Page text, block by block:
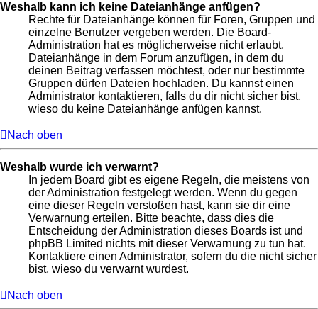
Weshalb kann ich keine Dateianhänge anfügen?
Rechte für Dateianhänge können für Foren, Gruppen und
einzelne Benutzer vergeben werden. Die Board-
Administration hat es möglicherweise nicht erlaubt,
Dateianhänge in dem Forum anzufügen, in dem du
deinen Beitrag verfassen möchtest, oder nur bestimmte
Gruppen dürfen Dateien hochladen. Du kannst einen
Administrator kontaktieren, falls du dir nicht sicher bist,
wieso du keine Dateianhänge anfügen kannst.
Nach oben
Weshalb wurde ich verwarnt?
In jedem Board gibt es eigene Regeln, die meistens von
der Administration festgelegt werden. Wenn du gegen
eine dieser Regeln verstoßen hast, kann sie dir eine
Verwarnung erteilen. Bitte beachte, dass dies die
Entscheidung der Administration dieses Boards ist und
phpBB Limited nichts mit dieser Verwarnung zu tun hat.
Kontaktiere einen Administrator, sofern du die nicht sicher
bist, wieso du verwarnt wurdest.
Nach oben